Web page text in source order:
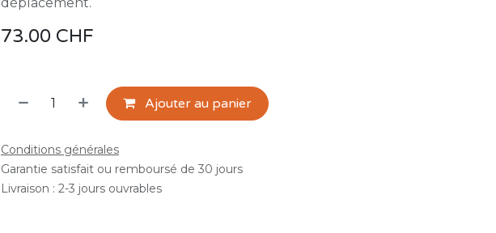
73.00 CHF
Ajouter au panier
Conditions générales
Garantie satisfait ou remboursé de 30 jours
Livraison : 2-3 jours ouvrables